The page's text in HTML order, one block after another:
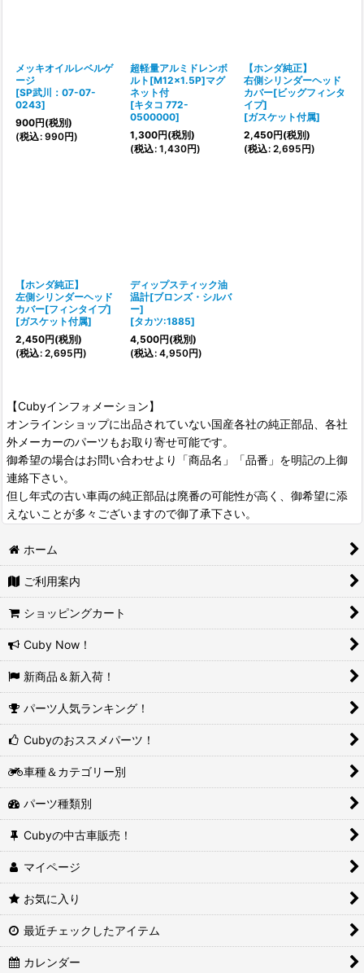
メッキオイルレベルゲ
ージ
[SP武川：07-07-
0243]
900円(税別)
(税込: 990円)
超軽量アルミドレンボ
ルト[M12x1.5P]マグ
ネット付
[キタコ 772-
0500000]
1,300円(税別)
(税込: 1,430円)
【ホンダ純正】
右側シリンダーヘッド
カバー[ビッグフィンタ
イプ]
[ガスケット付属]
2,450円(税別)
(税込: 2,695円)
【ホンダ純正】
左側シリンダーヘッド
カバー[フィンタイプ]
[ガスケット付属]
2,450円(税別)
(税込: 2,695円)
ディップスティック油
温計[ブロンズ・シルバ
ー]
[タカツ:1885]
4,500円(税別)
(税込: 4,950円)
【Cubyインフォメーション】
オンラインショップに出品されていない国産各社の純正部品、各社
外メーカーのパーツもお取り寄せ可能です。
御希望の場合はお問い合わせより「商品名」「品番」を明記の上御
連絡下さい。
但し年式の古い車両の純正部品は廃番の可能性が高く、御希望に添
えないことが多々ございますので御了承下さい。
ホーム
ご利用案内
ショッピングカート
Cuby Now！
新商品＆新入荷！
パーツ人気ランキング！
Cubyのおススメパーツ！
車種＆カテゴリー別
パーツ種類別
Cubyの中古車販売！
マイページ
お気に入り
最近チェックしたアイテム
カレンダー